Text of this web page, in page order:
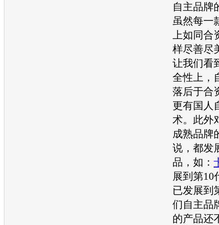
自主品牌
虽然每一
上如同合
样尽善尽
让我们看
全性上，
落后于合
更有国人
术。此外
成熟品牌
说，都发
品，如：
展到第10
已发展到
们自主品
的产品还